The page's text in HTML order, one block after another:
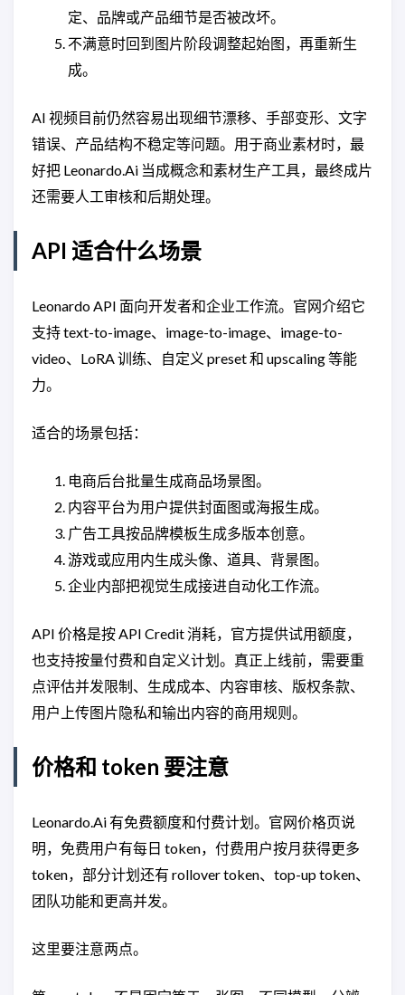
定、品牌或产品细节是否被改坏。
不满意时回到图片阶段调整起始图，再重新生
成。
AI 视频目前仍然容易出现细节漂移、手部变形、文字
错误、产品结构不稳定等问题。用于商业素材时，最
好把 Leonardo.Ai 当成概念和素材生产工具，最终成片
还需要人工审核和后期处理。
API 适合什么场景
Leonardo API 面向开发者和企业工作流。官网介绍它
支持 text-to-image、image-to-image、image-to-
video、LoRA 训练、自定义 preset 和 upscaling 等能
力。
适合的场景包括：
电商后台批量生成商品场景图。
内容平台为用户提供封面图或海报生成。
广告工具按品牌模板生成多版本创意。
游戏或应用内生成头像、道具、背景图。
企业内部把视觉生成接进自动化工作流。
API 价格是按 API Credit 消耗，官方提供试用额度，
也支持按量付费和自定义计划。真正上线前，需要重
点评估并发限制、生成成本、内容审核、版权条款、
用户上传图片隐私和输出内容的商用规则。
价格和 token 要注意
Leonardo.Ai 有免费额度和付费计划。官网价格页说
明，免费用户有每日 token，付费用户按月获得更多
token，部分计划还有 rollover token、top-up token、
团队功能和更高并发。
这里要注意两点。